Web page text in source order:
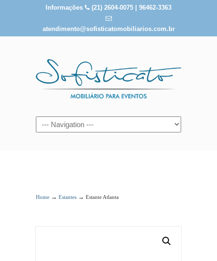
Informações (21) 2604-0075 | 96462-3363
atendimento@sofisticatomobiliarios.com.br
Home → Estantes → Estante Atlanta